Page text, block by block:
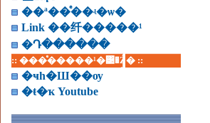
��ª��ͤ��ʵ�ѡ�
Link ��纤�����¹
�Դ������
:: ���ͤ�����¹�͹�Ź� ::
�ҹһ�Ш��ѹ
�ŧ�ҡ Youtube